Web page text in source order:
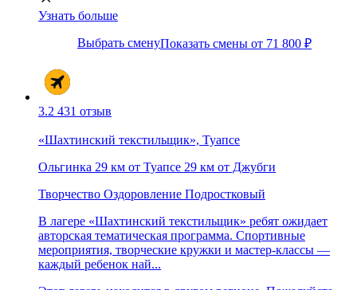
Узнать больше
Выбрать сменуПоказать смены от 71 800 ₽
3.2 431 отзыв
«Шахтинский текстильщик», Туапсе
Ольгинка 29 км от Туапсе 29 км от Джубги
Творчество Оздоровление Подростковый
В лагере «Шахтинский текстильщик» ребят ожидает
авторская тематическая программа. Спортивные
мероприятия, творческие кружки и мастер-классы —
каждый ребенок най...